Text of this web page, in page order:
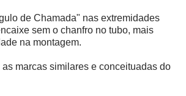
de Chamada" nas extremidades
sem o chanfro no tubo, mais
na montagem.
marcas similares e conceituadas do